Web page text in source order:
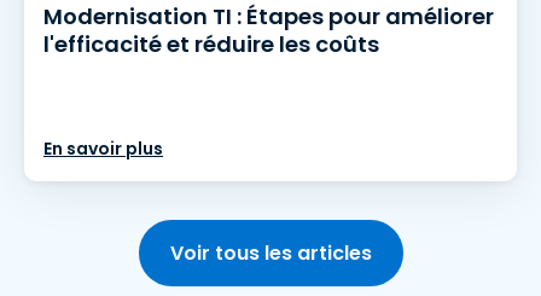
Modernisation TI : Étapes pour améliorer
l'efficacité et réduire les coûts
En savoir plus
Voir tous les articles